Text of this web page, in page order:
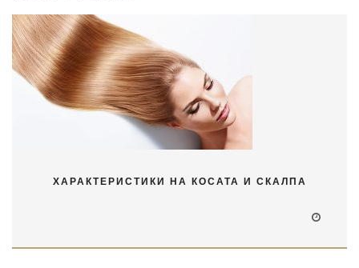
ХАРАКТЕРИСТИКИ НА КОСАТА И СКАЛПА